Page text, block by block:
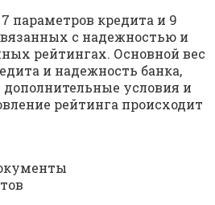
параметров кредита и 9
с надежностью и
рейтингах. Основной вес
и надежность банка,
условия и
рейтинга происходит